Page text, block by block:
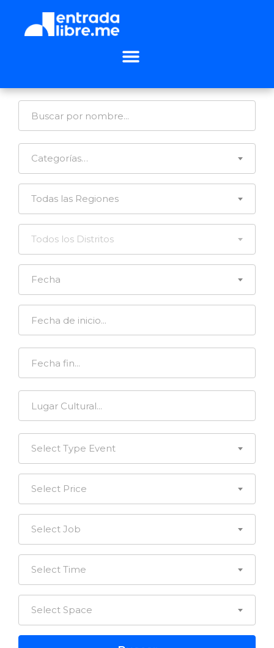
Categorías…
Todas las Regiones
Todos los Distritos
Fecha
Select Type Event
Select Price
Select Job
Select Time
Select Space